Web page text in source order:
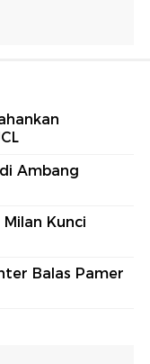
Ambang
Kunci
Balas Pamer